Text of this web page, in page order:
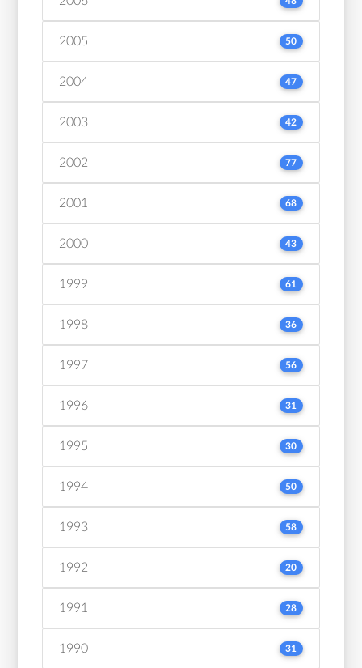
2005 50
2004 47
2003 42
2002 77
2001 68
2000 43
1999 61
1998 36
1997 56
1996 31
1995 30
1994 50
1993 58
1992 20
1991 28
1990 31